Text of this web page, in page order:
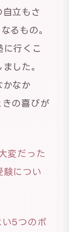
立もさ
るもの。
行くこ
した。
かなか
きの喜びが
変だった
験につい
い5つのポ